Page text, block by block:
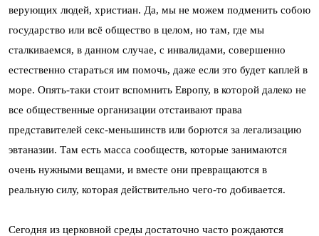
верующих людей, христиан. Да, мы не можем подменить собою
государство или всё общество в целом, но там, где мы
сталкиваемся, в данном случае, с инвалидами, совершенно
естественно стараться им помочь, даже если это будет каплей в
море. Опять-таки стоит вспомнить Европу, в которой далеко не
все общественные организации отстаивают права
представителей секс-меньшинств или борются за легализацию
эвтаназии. Там есть масса сообществ, которые занимаются
очень нужными вещами, и вместе они превращаются в
реальную силу, которая действительно чего-то добивается.
Сегодня из церковной среды достаточно часто рождаются